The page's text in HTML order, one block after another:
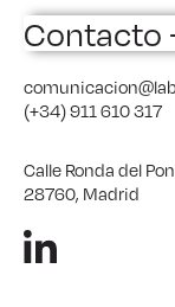
(+34) 911 610 317
Calle Ronda del
28760, Madrid